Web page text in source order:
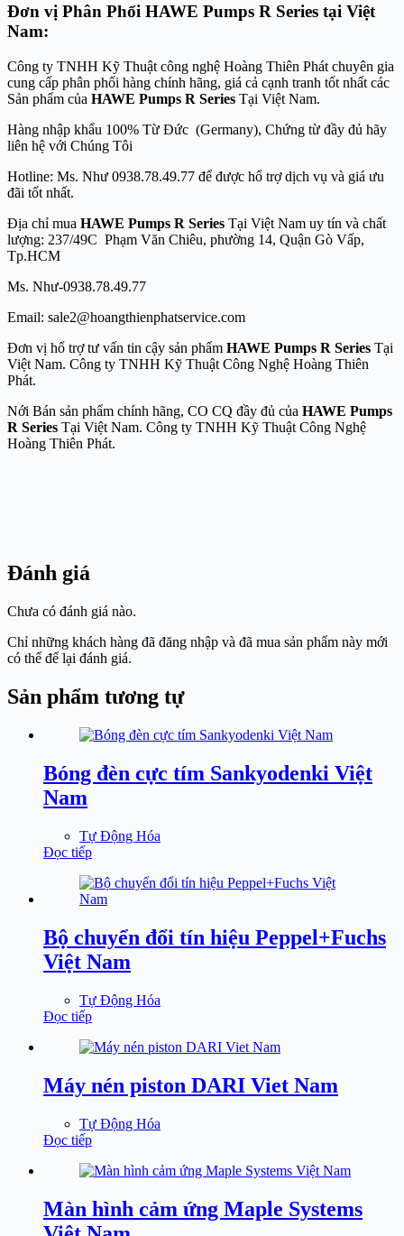
Đơn vị Phân Phối HAWE Pumps R Series tại Việt
Nam:
Công ty TNHH Kỹ Thuật công nghệ Hoàng Thiên Phát chuyên gia
cung cấp phân phối hàng chính hãng, giá cả cạnh tranh tốt nhất các
Sản phẩm của HAWE Pumps R Series Tại Việt Nam.
Hàng nhập khẩu 100% Từ Đức (Germany), Chứng từ đầy đủ hãy
liên hệ với Chúng Tôi
Hotline: Ms. Như 0938.78.49.77 để được hổ trợ dịch vụ và giá ưu
đãi tốt nhất.
Địa chỉ mua HAWE Pumps R Series Tại Việt Nam uy tín và chất
lượng: 237/49C Phạm Văn Chiêu, phường 14, Quận Gò Vấp,
Tp.HCM
Ms. Như-0938.78.49.77
Email: sale2@hoangthienphatservice.com
Đơn vị hổ trợ tư vấn tin cậy sản phẩm HAWE Pumps R Series Tại
Việt Nam. Công ty TNHH Kỹ Thuật Công Nghệ Hoàng Thiên
Phát.
Nới Bán sản phẩm chính hãng, CO CQ đầy đủ của HAWE Pumps
R Series Tại Việt Nam. Công ty TNHH Kỹ Thuật Công Nghệ
Hoàng Thiên Phát.
Đánh giá
Chưa có đánh giá nào.
Chỉ những khách hàng đã đăng nhập và đã mua sản phẩm này mới
có thể để lại đánh giá.
Sản phẩm tương tự
Bóng đèn cực tím Sankyodenki Việt
Nam
Tự Động Hóa
Đọc tiếp
Bộ chuyển đổi tín hiệu Peppel+Fuchs
Việt Nam
Tự Động Hóa
Đọc tiếp
Máy nén piston DARI Viet Nam
Tự Động Hóa
Đọc tiếp
Màn hình cảm ứng Maple Systems